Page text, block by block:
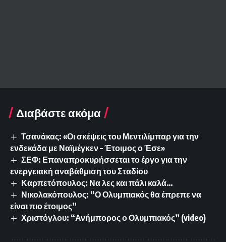
Διαβάστε ακόμα
Τσανάκας: «Οι σκέψεις του Μεντιλίμπαρ για την
ενδεκάδα με Ναϊμέγκεν – Έτοιμος ο Έσε»
ΣΕΦ: Επαναπροκυρήσσεται το έργο για την
ενεργειακή αναβάθμιση του Σταδίου
Καρπετόπουλος: Να λες και πάλι καλά…
Νικολακόπουλος: “Ο Ολυμπιακός θα έπρεπε να
είναι πιο έτοιμος”
Χριστόγλου: “Ανήμπορος ο Ολυμπιακός” (video)